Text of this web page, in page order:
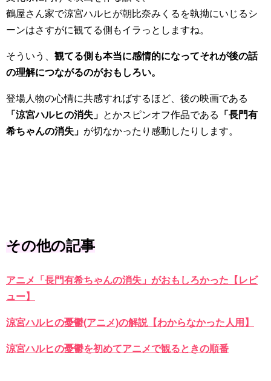
鶴屋さん家で涼宮ハルヒが朝比奈みくるを執拗にいじるシ
ーンはさすがに観てる側もイラっとしますね。
そういう、 観てる側も本当に感情的になってそれが後の話
の理解につながるのがおもしろい。
登場人物の心情に共感すればするほど、後の映画である
「涼宮ハルヒの消失」 とかスピンオフ作品である
「長門有
希ちゃんの消失」 が切なかったり感動したりします。
その他の記事
アニメ「長門有希ちゃんの消失」がおもしろかった【レビ
ュー】
涼宮ハルヒの憂鬱(アニメ)の解説【わからなかった人用】
涼宮ハルヒの憂鬱を初めてアニメで観るときの順番